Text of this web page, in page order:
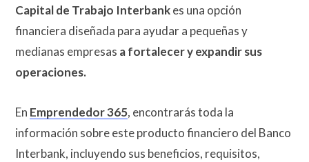
Capital de Trabajo Interbankes una opción
financiera diseñada para ayudar a pequeñas y
medianas empresas a fortalecer y expandir sus
operaciones.
En Emprendedor 365, encontrarás toda la
información sobre este producto financiero del Banco
Interbank, incluyendo sus beneficios, requisitos,